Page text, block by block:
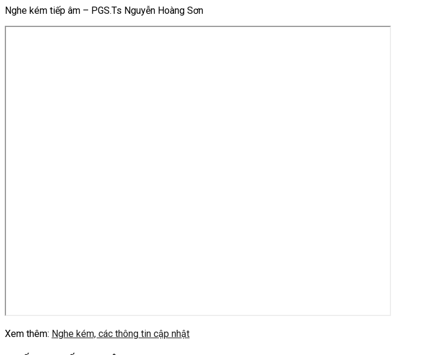
Nghe kém tiếp âm – PGS.Ts Nguyễn Hoàng Sơn
Xem thêm: Nghe kém, các thông tin cập nhật